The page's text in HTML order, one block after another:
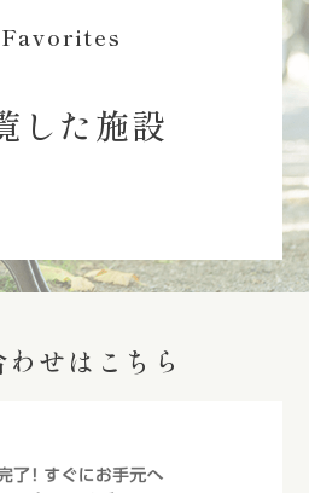
した施設
せはこちら